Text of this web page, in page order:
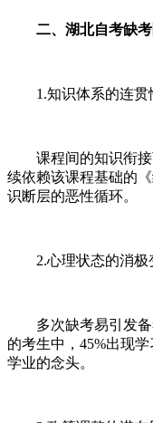
二、湖北自考缺
1.知识体系的连贯
课程间的知识衔接
续依赖该课程基础的
识断层的恶性循环。
2.心理状态的消极
多次缺考易引发备
的考生中，45%出现
学业的念头。